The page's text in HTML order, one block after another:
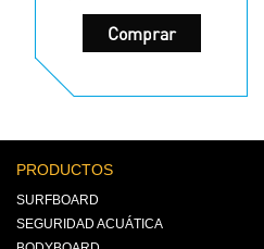
Comprar
Este
tiene
variantes.
se
PRODUCTOS
SURFBOARD
SEGURIDAD ACUÁTICA